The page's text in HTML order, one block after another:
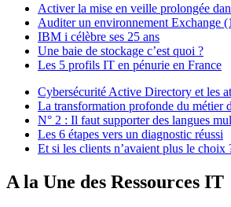
Activer la mise en veille prolongée
Auditer un environnement Exchange
IBM i célèbre ses 25 ans
Une baie de stockage c’est quoi ?
Les 5 profils IT en pénurie en France
Cybersécurité Active Directory et les
La transformation profonde du métier
N° 2 : Il faut supporter des langues
Les 6 étapes vers un diagnostic réussi
Et si les clients n’avaient plus le choix
A la Une des Ressources IT